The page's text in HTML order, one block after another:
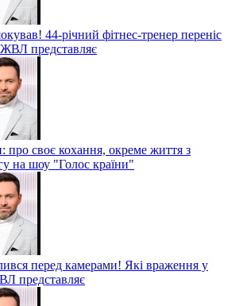
44-річний фітнес-тренер переніс
ЖВЛ представляє
своє кохання, окреме життя з
на шоу "Голос країни"
перед камерами! Які враження у
представляє